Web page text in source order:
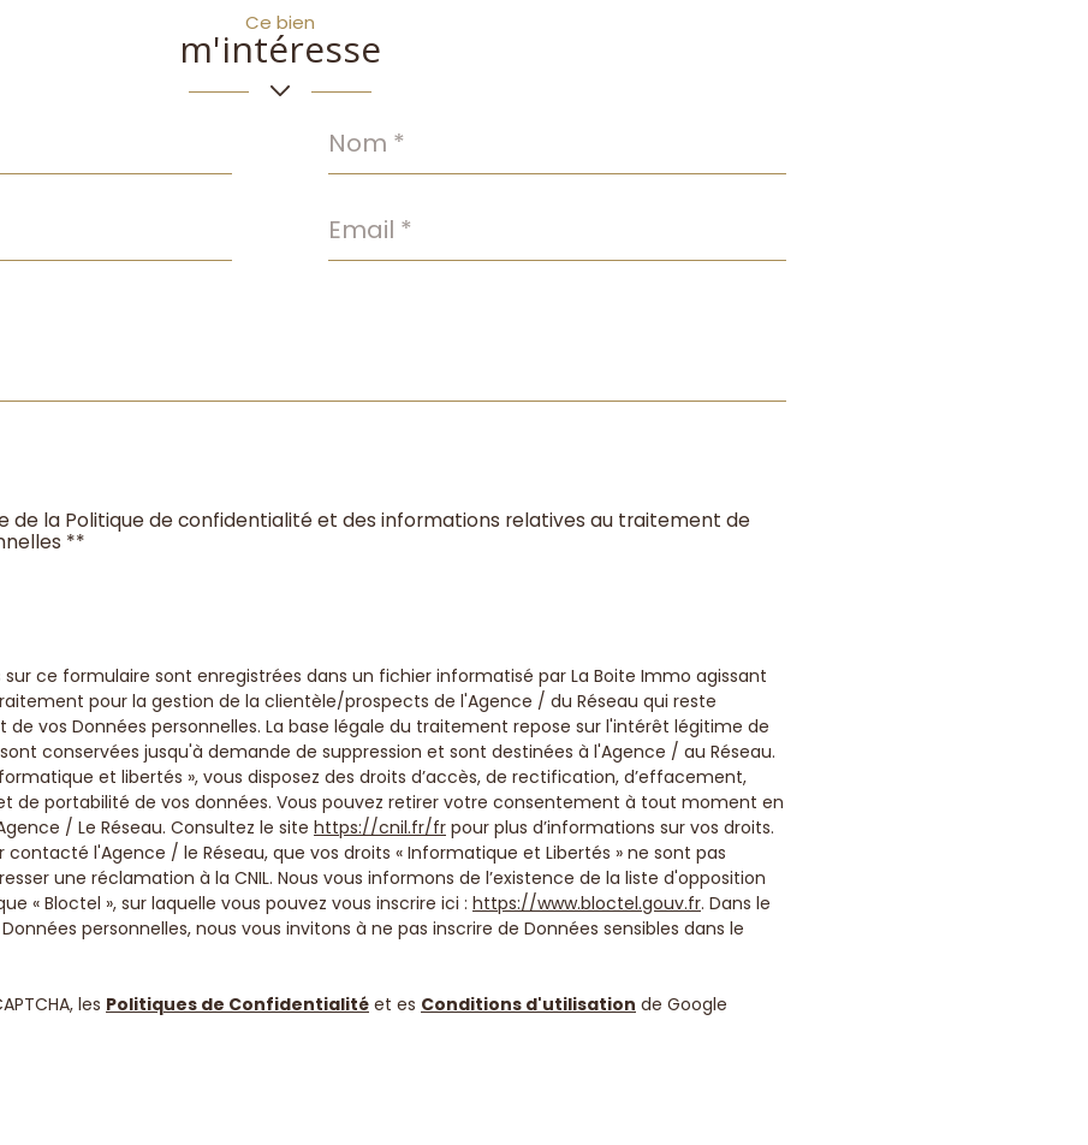
Ce bien
m'intéresse
Nom
*
Email
*
de la Politique de confidentialité et des informations relatives au traitement de
**
ce formulaire sont enregistrées dans un fichier informatisé par La Boite Immo agissant
pour la gestion de la clientèle/prospects de l'Agence / du Réseau qui reste
de vos Données personnelles. La base légale du traitement repose sur l'intérêt légitime de
conservées jusqu'à demande de suppression et sont destinées à l'Agence / au Réseau.
et libertés », vous disposez des droits d’accès, de rectification, d’effacement,
de portabilité de vos données. Vous pouvez retirer votre consentement à tout moment en
/ Le Réseau. Consultez le site https://cnil.fr/fr pour plus d’informations sur vos droits.
contacté l'Agence / le Réseau, que vos droits « Informatique et Libertés » ne sont pas
une réclamation à la CNIL. Nous vous informons de l’existence de la liste d'opposition
« Bloctel », sur laquelle vous pouvez vous inscrire ici : https://www.bloctel.gouv.fr. Dans le
personnelles, nous vous invitons à ne pas inscrire de Données sensibles dans le
les Politiques de Confidentialité et es Conditions d'utilisation de Google